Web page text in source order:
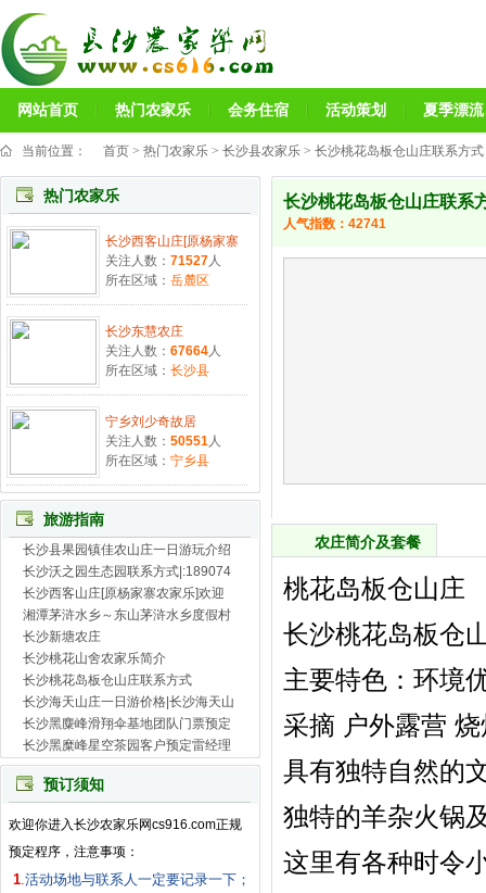
网站首页 热门农家乐 会务住宿 活动策划 夏季漂流
当前位置： 首页 > 热门农家乐 > 长沙县农家乐 > 长沙桃花岛板仓山庄联系方式
热门农家乐
长沙西客山庄[原杨家寨
关注人数： 71527人
所在区域： 岳麓区
长沙东慧农庄
关注人数： 67664人
所在区域： 长沙县
宁乡刘少奇故居
关注人数： 50551人
所在区域： 宁乡县
旅游指南
长沙县果园镇佳农山庄一日游玩介绍
长沙沃之园生态园联系方式|:189074
长沙西客山庄[原杨家寨农家乐]欢迎
湘潭茅浒水乡～东山茅浒水乡度假村
长沙新塘农庄
长沙桃花山舍农家乐简介
长沙桃花岛板仓山庄联系方式
长沙海天山庄一日游价格|长沙海天山
长沙黑麋峰滑翔伞基地团队门票预定
长沙黑糜峰星空茶园客户预定雷经理
预订须知
欢迎你进入长沙农家乐网cs916.com正规
预定程序，注意事项：
1.活动场地与联系人一定要记录一下；
长沙桃花岛板仓山庄联系
人气指数： 42741
农庄简介及套餐
桃花岛板仓山庄
长沙桃花岛板仓
主要特色：环境
采摘 户外露营
具有独特自然的
独特的羊杂火锅
这里有各种时令